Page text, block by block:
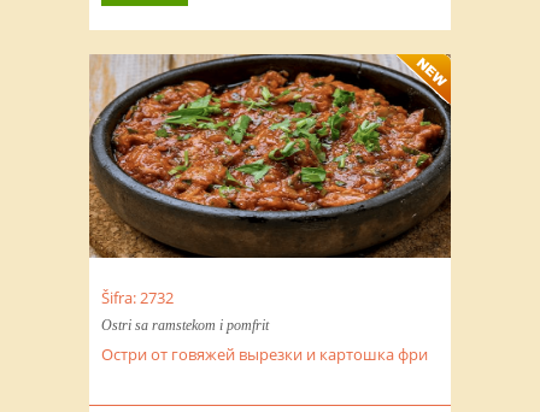
Šifra: 2732
Ostri sa ramstekom i pomfrit
Остри от говяжей вырезки и картошка фри